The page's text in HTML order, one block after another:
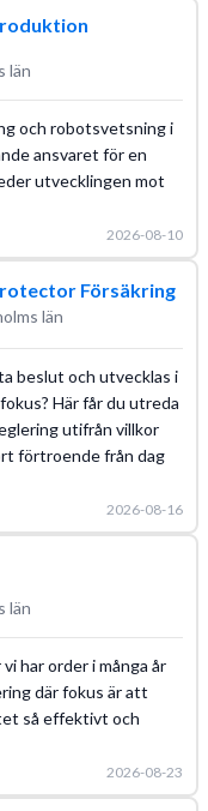
län
och robotsvetsning i
ansvaret för en
utvecklingen mot
2026-08-10
Försäkring
län
beslut och utvecklas i
Här får du utreda
utifrån villkor
förtroende från dag
2026-08-16
län
har order i många år
där fokus är att
så effektivt och
2026-08-23